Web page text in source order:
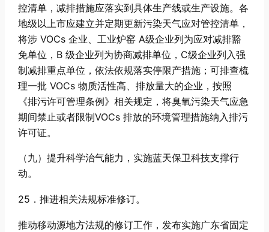
控清单，减排措施应落实到具体生产线或生产设施。各
地级以上市应建立并定期更新污染天气应对管控清单，
将涉 VOCs 企业、工业炉窑 A级企业列为应对减排豁
免单位，B 级企业列为协商减排单位，C级企业列入强
制减排重点单位，依法依规落实停限产措施；可排查梳
理一批 VOCs 物质活性高、排放量大的企业，按照
《排污许可管理条例》相关规定，将臭氧污染天气应急
期间禁止或者限制VOCs 排放的环境管理措施纳入排污
许可证。
（九）提升科学治气能力，实施蓝天保卫科技支撑行
动。
25．推进相关法规标准修订。
推动移动源地方法规的修订工作，发布实施广东省固定